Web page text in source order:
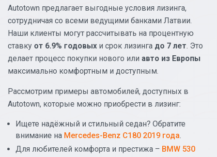
Autotown предлагает выгодные условия лизинга,
сотрудничая со всеми ведущими банками Латвии.
Наши клиенты могут рассчитывать на процентную
ставку от 6.9% годовых и срок лизинга до 7 лет. Это
делает процесс покупки нового или авто из Европы
максимально комфортным и доступным.
Рассмотрим примеры автомобилей, доступных в
Autotown, которые можно приобрести в лизинг:
Ищете надёжный и стильный седан? Обратите
внимание на Mercedes-Benz C180 2019 года.
Для любителей комфорта и престижа – BMW 530